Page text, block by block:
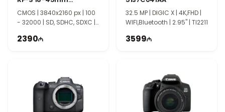
5331C047AA
CMOS | 3840x2160 px | 100
- 32000 | SD, SDHC, SDXC |
2390
32.5 MP | DIGIC X | 4K,FHD |
WIFI,Bluetooth | 2.95" | TI2211
3599